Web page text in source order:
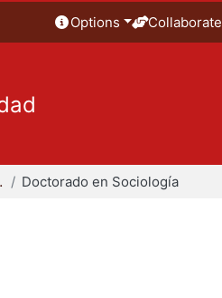
Options Collaborate
Doctorado en Sociología